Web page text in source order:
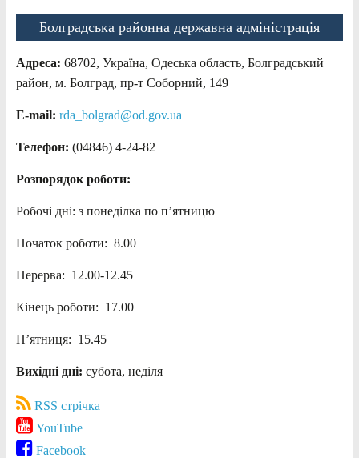
Болградська районна державна адміністрація
Адреса: 68702, Україна, Одеська область, Болградський
район, м. Болград, пр-т Соборний, 149
E-mail: rda_bolgrad@od.gov.ua
Телефон: (04846) 4-24-82
Розпорядок роботи:
Робочі дні: з понеділка по п’ятницю
Початок роботи: 8.00
Перерва: 12.00-12.45
Кінець роботи: 17.00
П’ятниця: 15.45
Вихідні дні: субота, неділя
RSS стрічка
YouTube
Facebook